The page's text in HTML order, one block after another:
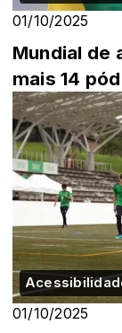
01/10/2025
Mundial de
mais 14
01/10/2025